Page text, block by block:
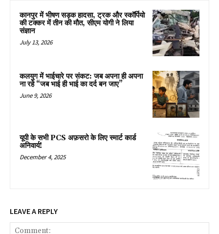
कानपुर में भीषण सड़क हादसा, ट्रक और स्कॉर्पियो
की टक्कर में तीन की मौत, सीएम योगी ने लिया
संज्ञान
July 13, 2026
कलयुग में भाईचारे पर संकट: जब अपना ही अपना
ना रहे “जब भाई ही भाई का दर्द बन जाए”
June 9, 2026
यूपी के सभी PCS अफ़सरो के लिए स्मार्ट कार्ड
अनिवार्य!
December 4, 2025
LEAVE A REPLY